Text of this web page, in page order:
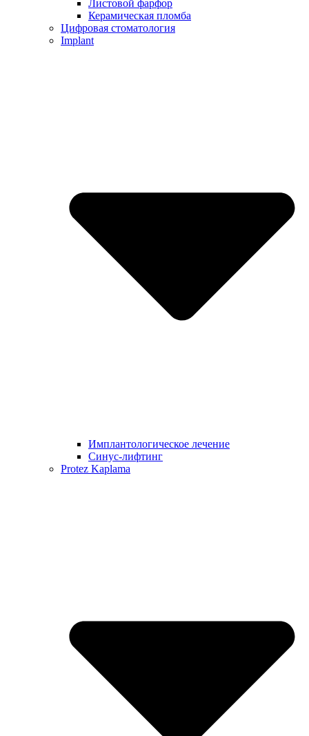
Листовой фарфор
Керамическая пломба
Цифровая стоматология
Implant
Имплантологическое лечение
Синус-лифтинг
Protez Kaplama